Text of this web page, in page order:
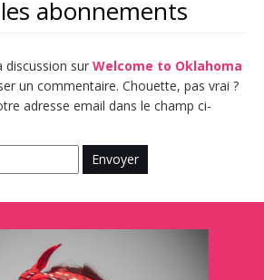
abonnements
discussion sur Welcome to Oklahoma
un commentaire. Chouette, pas vrai ?
adresse email dans le champ ci-